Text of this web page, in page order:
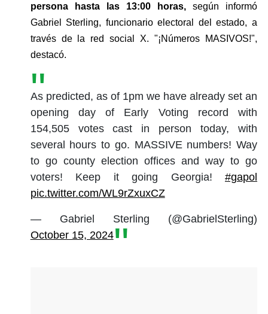
persona hasta las 13:00 horas, según informó
Gabriel Sterling, funcionario electoral del estado, a
través de la red social X. "¡Números MASIVOS!",
destacó.
As predicted, as of 1pm we have already set an
opening day of Early Voting record with
154,505 votes cast in person today, with
several hours to go. MASSIVE numbers! Way
to go county election offices and way to go
voters! Keep it going Georgia! #gapol
pic.twitter.com/WL9rZxuxCZ
— Gabriel Sterling (@GabrielSterling)
October 15, 2024